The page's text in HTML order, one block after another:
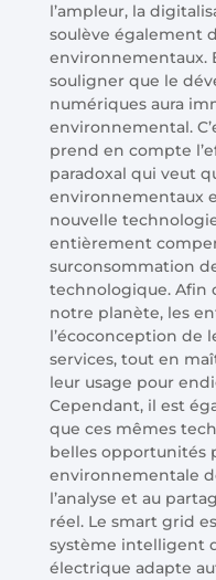
l’ampleur, la
soulève également
environnementaux.
souligner que le
numériques aura
environnemental.
prend en compte
paradoxal qui veut
environnementaux
nouvelle
entièrement
surconsommation
technologique. Afin
notre planète, les
l’écoconception de
services, tout en
leur usage pour
Cependant, il est
que ces mêmes
belles opportunités
environnementale
l’analyse et au
réel. Le smart grid
système intelligent
électrique adapte